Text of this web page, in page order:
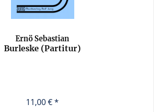
Ernö Sebastian
Burleske (Partitur)
11,00 € *